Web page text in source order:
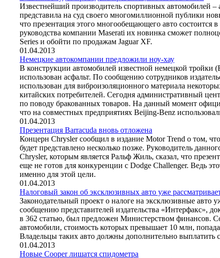
Известнейший производитель спортивных автомобилей –
представила на суд своего многомиллионной публики
что презентация этого многообещающего авто
руководства компании Maserati их новинка сможет
Series и обойти по продажам Jaguar XF.
01.04.2013
Немецкие автокомпании предложили ноу-хау
В конструкции автомобилей известной немецкой
использован асфальт. По сообщению сотрудников
использован для виброизоляционного материала
китайских потребителей. Сегодня административный
по поводу бракованных товаров. На данный момент
что на совместных предприятиях Beijing-Benz
01.04.2013
Презентация Barracuda вновь отложена
Концерн Chrysler сообщил в издание Motor Trend о том,
будет представлено несколько позже. Руководитель
Chrysler, которым является Ральф Жиль, сказал, что
еще не готов для конкуренции с Dodge Challenger. Ведь
именно для этой цели.
01.04.2013
Налоговый закон об эксклюзивных авто уже
Законодательный проект о налоге на эксклюзивные авто
сообщению представителей издательства «Интерфакс»,
в 362 статью, был предложен Министерством финансов.
автомобили, стоимость которых превышает 10 млн,
Владельцы таких авто должны дополнительно выплатить
01.04.2013
Новые Cooper лишатся спидометра